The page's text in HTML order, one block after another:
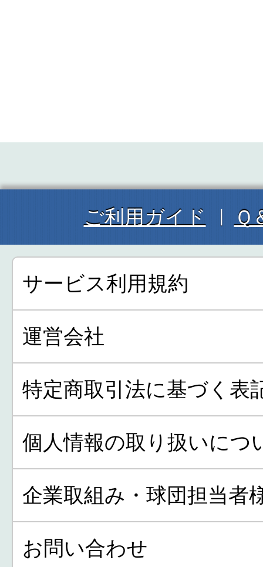
ご利用ガイド Ｑ
サービス利用規約
運営会社
特定商取引法に基づく表
個人情報の取り扱いにつ
企業取組み・球団担当者
お問い合わせ